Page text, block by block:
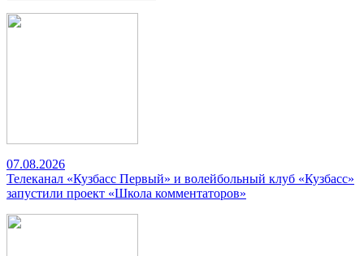
07.08.2026
Телеканал «Кузбасс Первый» и волейбольный клуб «Кузбасс»
запустили проект «Школа комментаторов»